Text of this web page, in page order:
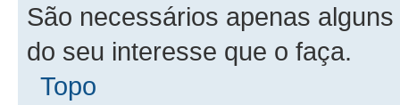
São necessários apenas
do seu interesse que o faça.
Topo